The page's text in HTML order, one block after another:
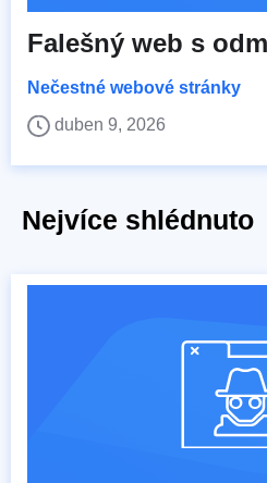
Falešný web s
Nečestné webové stránky
duben 9, 2026
Nejvíce shlédnuto